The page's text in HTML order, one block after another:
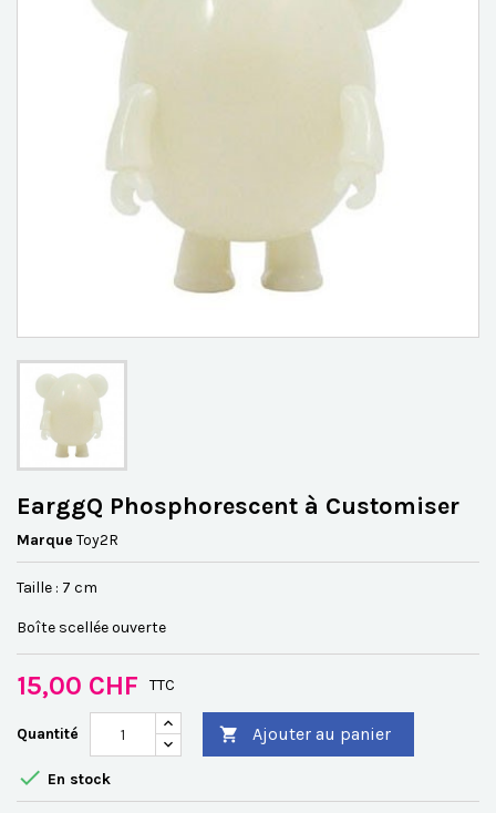
EarggQ Phosphorescent à Customiser
Marque Toy2R
Taille : 7 cm
Boîte scellée ouverte
15,00 CHF TTC
Quantité  Ajouter au panier
 En stock